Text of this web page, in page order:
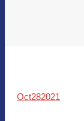
Oct282021